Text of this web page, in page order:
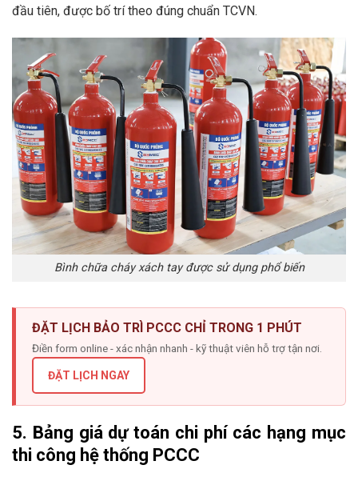
đầu tiên, được bố trí theo đúng chuẩn TCVN.
Bình chữa cháy xách tay được sử dụng phổ biến
ĐẶT LỊCH BẢO TRÌ PCCC CHỈ TRONG 1 PHÚT
Điền form online - xác nhận nhanh - kỹ thuật viên hỗ trợ tận nơi.
ĐẶT LỊCH NGAY
5. Bảng giá dự toán chi phí các hạng mục
thi công hệ thống PCCC